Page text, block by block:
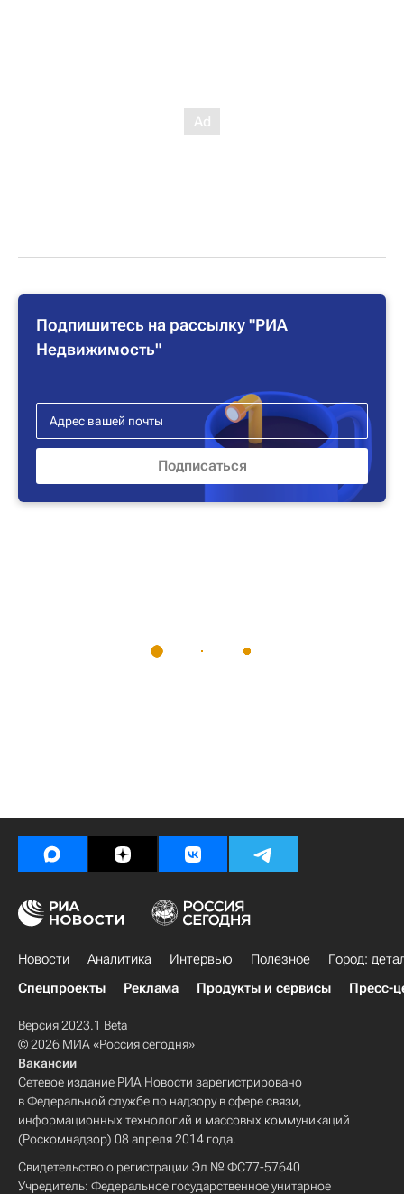
Подпишитесь на рассылку "РИА
Недвижимость"
Новости Аналитика Интервью Полезное
Город:
Спецпроекты
Реклама Продукты и сервисы Пресс-
Версия 2023.1 Beta
© 2026 МИА «Россия сегодня»
Вакансии
Сетевое издание РИА Новости зарегистрировано
в Федеральной службе по надзору в сфере связи,
информационных технологий и массовых коммуникаций
(Роскомнадзор) 08 апреля 2014 года.
Свидетельство о регистрации Эл № ФС77-57640
Учредитель: Федеральное государственное унитарное